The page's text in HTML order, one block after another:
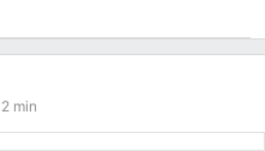
2 min